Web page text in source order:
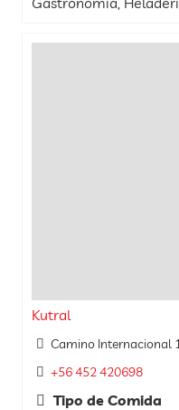
Kutral
Camino Internacional
+56 452 420698
Tipo de Comida